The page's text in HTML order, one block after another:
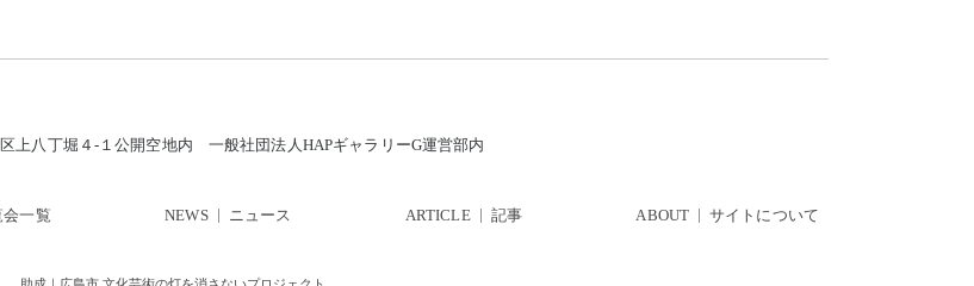
上八丁堀４-１公開空地内 一般社団法人HAPギャラリーG運営部内
会一覧 NEWS ニュース ARTICLE 記事 ABOUT サイトについて